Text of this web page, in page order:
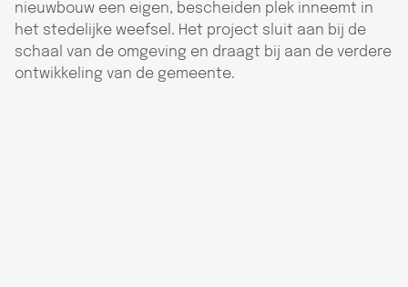
nieuwbouw een eigen, bescheiden plek inneemt in
het stedelijke weefsel. Het project sluit aan bij de
schaal van de omgeving en draagt bij aan de verdere
ontwikkeling van de gemeente.